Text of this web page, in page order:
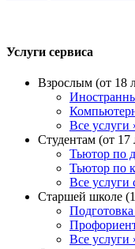
Услуги сервиса
Взрослым (от 18
Все услуги
Студентам (от 17
Тьютор по
Тьютор по
Все услуги
Старшей школе
Все услуги